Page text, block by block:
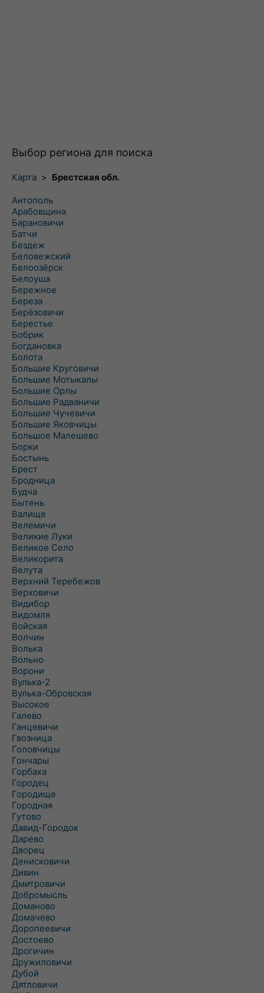
Выбор региона для поиска
Карта > Брестская обл.
Антополь
Арабовщина
Барановичи
Батчи
Бездеж
Беловежский
Белоозёрск
Белоуша
Бережное
Береза
Берёзовичи
Берестье
Бобрик
Богдановка
Болота
Большие Круговичи
Большие Мотыкалы
Большие Орлы
Большие Радваничи
Большие Чучевичи
Большие Яковчицы
Большое Малешево
Борки
Бостынь
Брест
Бродница
Будча
Бытень
Валище
Велемичи
Великие Луки
Великое Село
Великорита
Велута
Верхний Теребежов
Верховичи
Видибор
Видомля
Войская
Волчин
Волька
Вольно
Ворони
Вулька-2
Вулька-Обровская
Высокое
Галево
Ганцевичи
Гвозница
Головчицы
Гончары
Горбаха
Городец
Городище
Городная
Гутово
Давид-Городок
Дарево
Дворец
Денисковичи
Дивин
Дмитровичи
Добромысль
Доманово
Домачево
Доропеевичи
Достоево
Дрогичин
Дружиловичи
Дубой
Дятловичи